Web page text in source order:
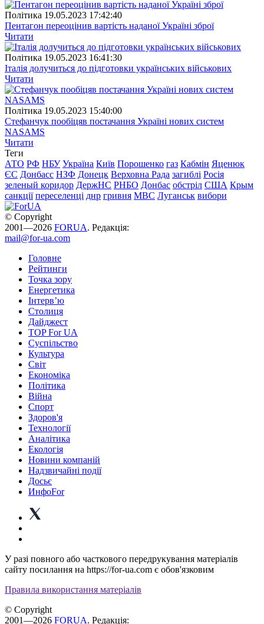
Полiтика 19.05.2023 17:42:40
Пентагон переоцінив вартість наданої Україні зброї
Читати
Полiтика 19.05.2023 16:41:30
Італія долучиться до підготовки українських військових
Читати
Полiтика 19.05.2023 15:40:00
Стефанчук пообіцяв постачання Україні нових систем
NASAMS
Читати
Теги
АТО РФ НБУ Україна Київ Порошенко газ Кабмін Яценюк
ЄС Донбасс НЗФ Донецк Верховна Рада загиблі Росія
зеленый коридор ДержНС РНБО Донбас обстріл США Крым
санкції переселенці днр гривня МВС Луганськ вибори
© Copyright
2001—2026 FORUA. Редакція:
mail@for-ua.com
Головне
Рейтинги
Точка зору
Енергетика
Інтерв’ю
Столиця
Дайджест
TOP For UA
Суспiльство
Культура
Світ
Економіка
Політика
Війна
Спорт
Здоров'я
Технології
Аналітика
Екологія
Новини компаній
Надзвичайні події
Досьє
ИнфоFor
У разі повного або часткового передрукування матеріалів
сайту посилання на https://for-ua.com є обов'язковим
Правила використання матеріалів
© Copyright
2001—2026 FORUA. Редакція: